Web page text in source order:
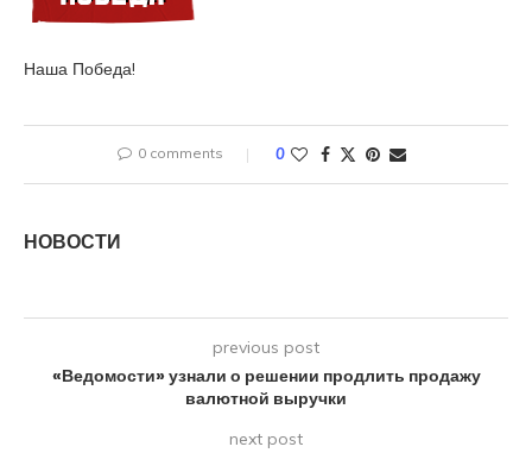
Наша Победа!
0 comments 0
НОВОСТИ
previous post
«Ведомости» узнали о решении продлить продажу
валютной выручки
next post